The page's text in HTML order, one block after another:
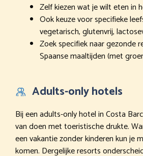
Zelf kiezen wat je wilt eten in
Ook keuze voor specifieke
vegetarisch, glutenvrij,
Zoek specifiek naar gezonde
Spaanse maaltijden (met
Adults-only hotels
Bij een adults-only hotel in Costa
van doen met toeristische drukte.
een vakantie zonder kinderen kun je
komen. Dergelijke resorts